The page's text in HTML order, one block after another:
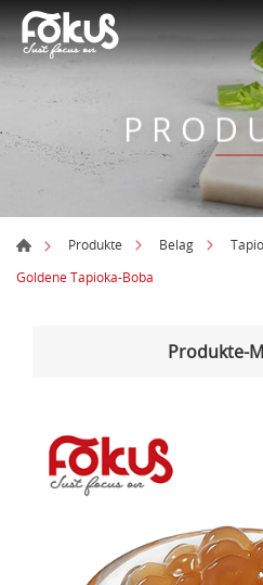
Produkte Belag
Goldene Tapioka-Boba
Produkte-